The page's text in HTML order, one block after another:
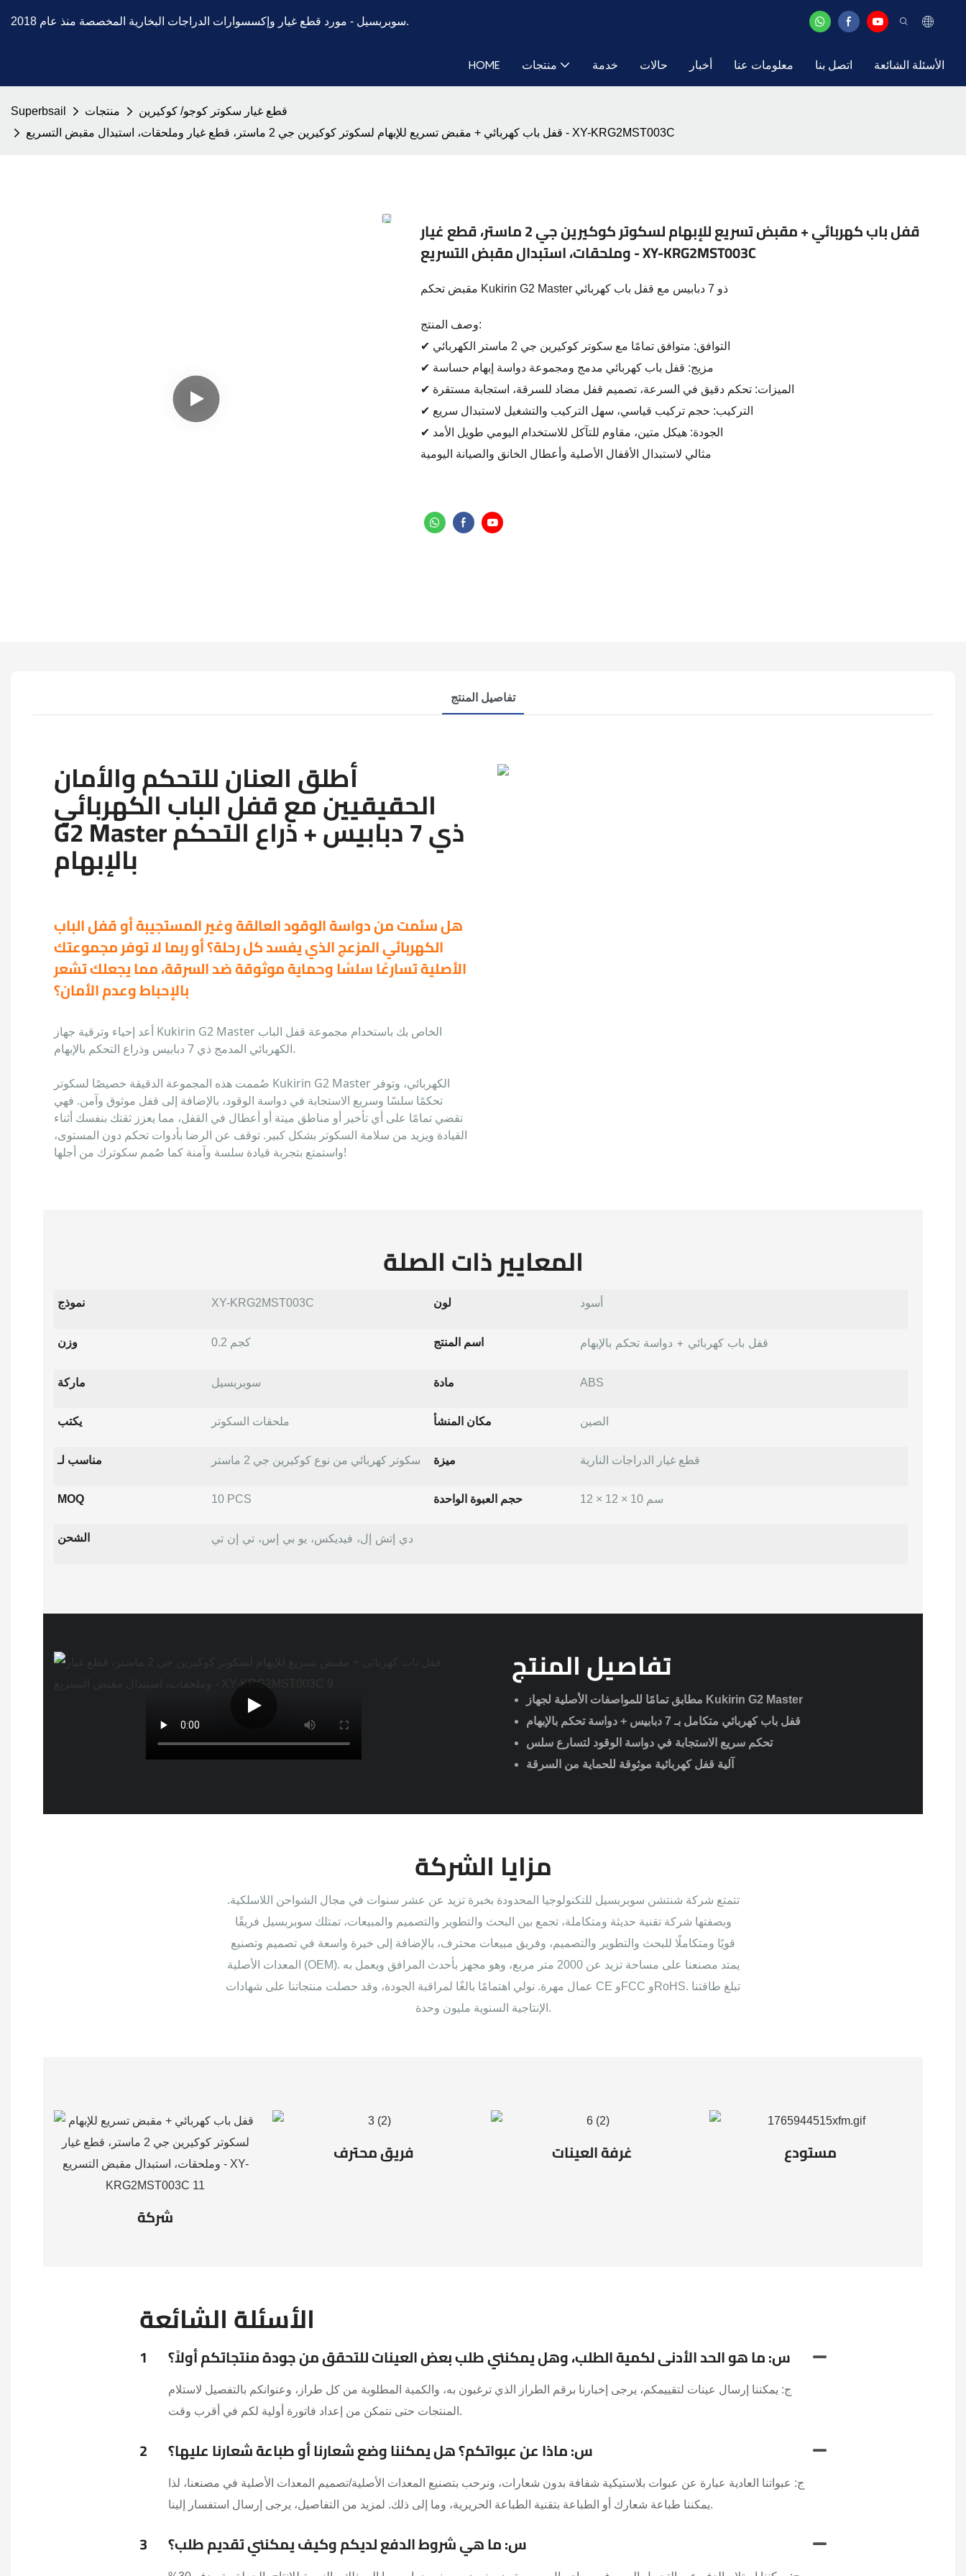
سوبربسيل -مورد قطع غيار وإكسسوارات الدراجات البخارية المخصصة منذ عام 2018.
HOME منتجات خدمة حالات أخبار معلومات عنا اتصل بنا الأسئلة الشائعة
Superbsail منتجات
قطع غيار سكوتر كوجو/ كوكيرين
قفل باب كهربائي + مقبض تسريع للإبهام لسكوتر كوكيرين جي 2 ماستر، قطع غيار وملحقات، استبدال مقبض التسريع - XY-KRG2MST003C
قفل باب كهربائي + مقبض تسريع للإبهام لسكوتر كوكيرين جي 2 ماستر، قطع غيار
وملحقات، استبدال مقبض التسريع - XY-KRG2MST003C
مقبض تحكم Kukirin G2 Master ذو 7 دبابيس مع قفل باب كهربائي
وصف المنتج:
✔ التوافق: متوافق تمامًا مع سكوتر كوكيرين جي 2 ماستر الكهربائي
✔ مزيج: قفل باب كهربائي مدمج ومجموعة دواسة إبهام حساسة
✔ الميزات: تحكم دقيق في السرعة، تصميم قفل مضاد للسرقة، استجابة مستقرة
✔ التركيب: حجم تركيب قياسي، سهل التركيب والتشغيل لاستبدال سريع
✔ الجودة: هيكل متين، مقاوم للتآكل للاستخدام اليومي طويل الأمد
مثالي لاستبدال الأقفال الأصلية وأعطال الخانق والصيانة اليومية
تفاصيل المنتج
أطلق العنان للتحكم والأمان
الحقيقيين مع قفل الباب الكهربائي
G2 Master ذي 7 دبابيس + ذراع التحكم
بالإبهام
هل سئمت من دواسة الوقود العالقة وغير المستجيبة أو قفل الباب
الكهربائي المزعج الذي يفسد كل رحلة؟ أو ربما لا توفر مجموعتك
الأصلية تسارعًا سلسًا وحماية موثوقة ضد السرقة، مما يجعلك تشعر
بالإحباط وعدم الأمان؟
أعد إحياء وترقية جهاز Kukirin G2 Master الخاص بك باستخدام مجموعة قفل الباب
الكهربائي المدمج ذي 7 دبابيس وذراع التحكم بالإبهام.
صُممت هذه المجموعة الدقيقة خصيصًا لسكوتر Kukirin G2 Master الكهربائي، وتوفر
تحكمًا سلسًا وسريع الاستجابة في دواسة الوقود، بالإضافة إلى قفل موثوق وآمن. فهي
تقضي تمامًا على أي تأخير أو مناطق ميتة أو أعطال في القفل، مما يعزز ثقتك بنفسك أثناء
القيادة ويزيد من سلامة السكوتر بشكل كبير. توقف عن الرضا بأدوات تحكم دون المستوى،
واستمتع بتجربة قيادة سلسة وآمنة كما صُمم سكوترك من أجلها!
المعايير ذات الصلة
نموذج XY-KRG2MST003C لون أسود
وزن 0.2 كجم اسم المنتج قفل باب كهربائي + دواسة تحكم بالإبهام
ماركة سوبربسيل مادة ABS
يكتب ملحقات السكوتر مكان المنشأ الصين
مناسب لـ سكوتر كهربائي من نوع كوكيرين جي 2 ماستر ميزة قطع غيار الدراجات النارية
MOQ 10 PCS حجم العبوة الواحدة 12 × 12 × 10 سم
الشحن دي إتش إل، فيديكس، يو بي إس، تي إن تي
تفاصيل المنتج
مطابق تمامًا للمواصفات الأصلية لجهاز Kukirin G2 Master
قفل باب كهربائي متكامل بـ 7 دبابيس + دواسة تحكم بالإبهام
تحكم سريع الاستجابة في دواسة الوقود لتسارع سلس
آلية قفل كهربائية موثوقة للحماية من السرقة
مزايا الشركة
تتمتع شركة شنتشن سوبربسيل للتكنولوجيا المحدودة بخبرة تزيد عن عشر سنوات في مجال الشواحن اللاسلكية.
وبصفتها شركة تقنية حديثة ومتكاملة، تجمع بين البحث والتطوير والتصميم والمبيعات، تمتلك سوبربسيل فريقًا
قويًا ومتكاملًا للبحث والتطوير والتصميم، وفريق مبيعات محترف، بالإضافة إلى خبرة واسعة في تصميم وتصنيع
المعدات الأصلية (OEM). يمتد مصنعنا على مساحة تزيد عن 2000 متر مربع، وهو مجهز بأحدث المرافق ويعمل به
عمال مهرة. نولي اهتمامًا بالغًا لمراقبة الجودة، وقد حصلت منتجاتنا على شهادات CE وFCC وRoHS. تبلغ طاقتنا
الإنتاجية السنوية مليون وحدة.
شركة
فريق محترف غرفة العينات مستودع
الأسئلة الشائعة
1 س: ما هو الحد الأدنى لكمية الطلب، وهل يمكنني طلب بعض العينات للتحقق من جودة منتجاتكم أولاً؟
ج: يمكننا إرسال عينات لتقييمكم، يرجى إخبارنا برقم الطراز الذي ترغبون به، والكمية المطلوبة من كل طراز، وعنوانكم بالتفصيل لاستلام
المنتجات حتى نتمكن من إعداد فاتورة أولية لكم في أقرب وقت.
2 س: ماذا عن عبواتكم؟ هل يمكننا وضع شعارنا أو طباعة شعارنا عليها؟
ج: عبواتنا العادية عبارة عن عبوات بلاستيكية شفافة بدون شعارات، ونرحب بتصنيع المعدات الأصلية/تصميم المعدات الأصلية في مصنعنا، لذا
يمكننا طباعة شعارك أو الطباعة بتقنية الطباعة الحريرية، وما إلى ذلك. لمزيد من التفاصيل، يرجى إرسال استفسار إلينا.
3 س: ما هي شروط الدفع لديكم وكيف يمكنني تقديم طلب؟